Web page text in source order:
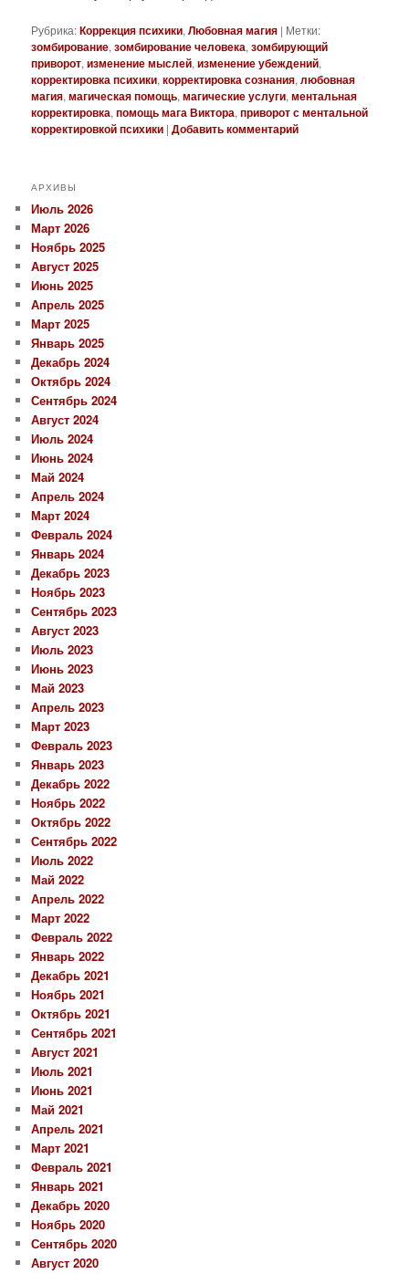
Рубрика:Коррекция психики,Любовная магия | Метки:
зомбирование,зомбирование человека,зомбирующий
приворот,изменение мыслей,изменение убеждений,
корректировка психики,корректировка сознания,любовная
магия,магическая помощь,магические услуги,ментальная
корректировка,помощь мага Виктора,приворот с ментальной
корректировкой психики |Добавить комментарий
АРХИВЫ
Июль 2026
Март 2026
Ноябрь 2025
Август 2025
Июнь 2025
Апрель 2025
Март 2025
Январь 2025
Декабрь 2024
Октябрь 2024
Сентябрь 2024
Август 2024
Июль 2024
Июнь 2024
Май 2024
Апрель 2024
Март 2024
Февраль 2024
Январь 2024
Декабрь 2023
Ноябрь 2023
Сентябрь 2023
Август 2023
Июль 2023
Июнь 2023
Май 2023
Апрель 2023
Март 2023
Февраль 2023
Январь 2023
Декабрь 2022
Ноябрь 2022
Октябрь 2022
Сентябрь 2022
Июль 2022
Май 2022
Апрель 2022
Март 2022
Февраль 2022
Январь 2022
Декабрь 2021
Ноябрь 2021
Октябрь 2021
Сентябрь 2021
Август 2021
Июль 2021
Июнь 2021
Май 2021
Апрель 2021
Март 2021
Февраль 2021
Январь 2021
Декабрь 2020
Ноябрь 2020
Сентябрь 2020
Август 2020